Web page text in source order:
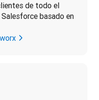
de todo el
basado en